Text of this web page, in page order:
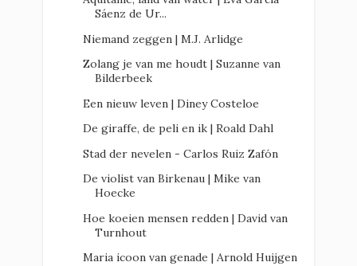
Sáenz de Ur...
Niemand zeggen | M.J. Arlidge
Zolang je van me houdt | Suzanne van
Bilderbeek
Een nieuw leven | Diney Costeloe
De giraffe, de peli en ik | Roald Dahl
Stad der nevelen - Carlos Ruiz Zafón
De violist van Birkenau | Mike van
Hoecke
Hoe koeien mensen redden | David van
Turnhout
Maria icoon van genade | Arnold Huijgen